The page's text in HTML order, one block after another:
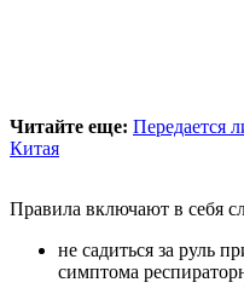
Читайте еще: Передается
Китая
Правила включают в себя
не садиться за руль
симптома